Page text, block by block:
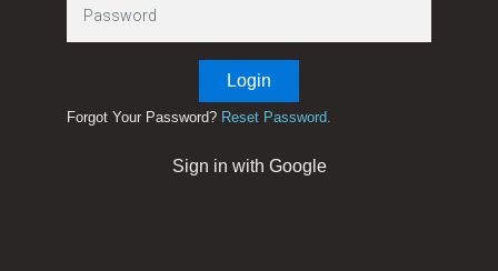
चौतारा साँगाचाेकगढी
नगरपालिका-५
Login
Forgot Your Password? Reset Password.
Sign in with Google